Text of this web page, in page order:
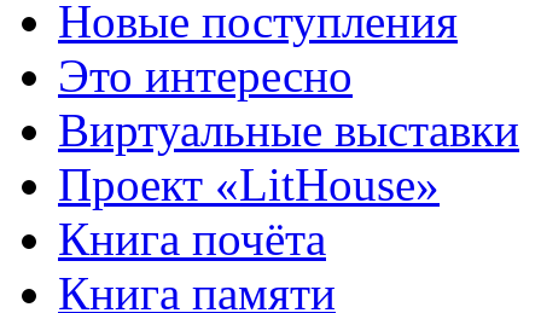
Новые поступления
Это интересно
Виртуальные выставки
Проект «LitHouse»
Книга почёта
Книга памяти